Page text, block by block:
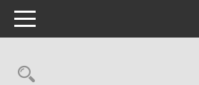
Toggle navigation